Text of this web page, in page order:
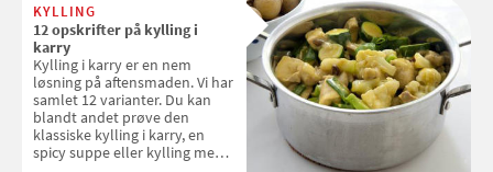
KYLLING
12 opskrifter på kylling i
karry
Kylling i karry er en nem
løsning på aftensmaden. Vi har
samlet 12 varianter. Du kan
blandt andet prøve den
klassiske kylling i karry, en
spicy suppe eller kylling med